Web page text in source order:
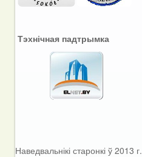
Тэхнічная падтрымка
Наведвальнікі старонкі ў 2013 г.